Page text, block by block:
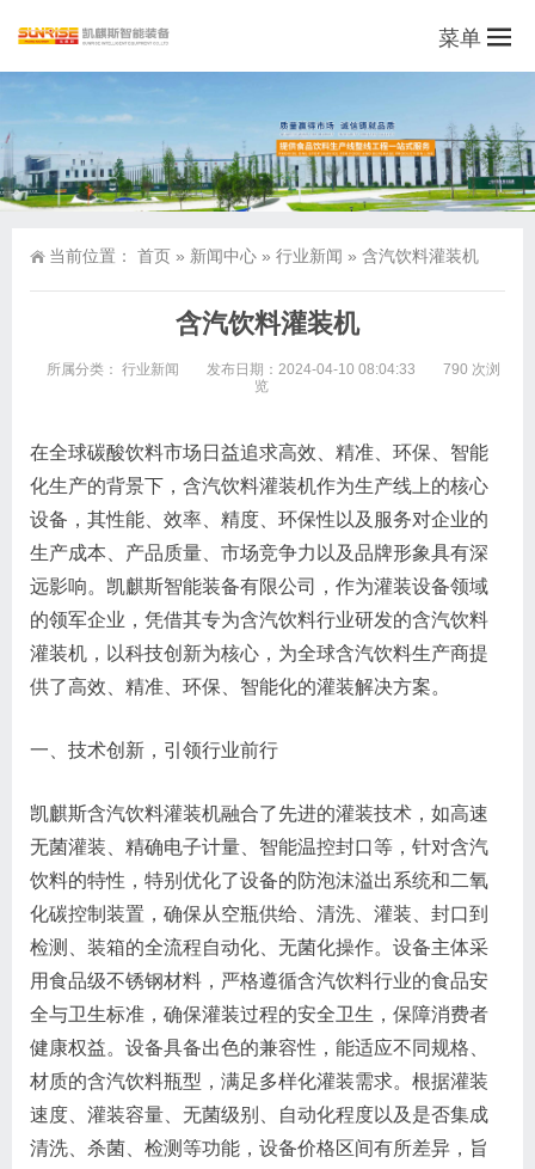
菜单
当前位置： 首页 » 新闻中心 » 行业新闻 » 含汽饮料灌装机
含汽饮料灌装机
所属分类： 行业新闻 发布日期：2024-04-10 08:04:33
790 次浏
览
在全球碳酸饮料市场日益追求高效、精准、环保、智能
化生产的背景下，含汽饮料灌装机作为生产线上的核心
设备，其性能、效率、精度、环保性以及服务对企业的
生产成本、产品质量、市场竞争力以及品牌形象具有深
远影响。凯麒斯智能装备有限公司，作为灌装设备领域
的领军企业，凭借其专为含汽饮料行业研发的含汽饮料
灌装机，以科技创新为核心，为全球含汽饮料生产商提
供了高效、精准、环保、智能化的灌装解决方案。
一、技术创新，引领行业前行
凯麒斯含汽饮料灌装机融合了先进的灌装技术，如高速
无菌灌装、精确电子计量、智能温控封口等，针对含汽
饮料的特性，特别优化了设备的防泡沫溢出系统和二氧
化碳控制装置，确保从空瓶供给、清洗、灌装、封口到
检测、装箱的全流程自动化、无菌化操作。设备主体采
用食品级不锈钢材料，严格遵循含汽饮料行业的食品安
全与卫生标准，确保灌装过程的安全卫生，保障消费者
健康权益。设备具备出色的兼容性，能适应不同规格、
材质的含汽饮料瓶型，满足多样化灌装需求。根据灌装
速度、灌装容量、无菌级别、自动化程度以及是否集成
清洗、杀菌、检测等功能，设备价格区间有所差异，旨